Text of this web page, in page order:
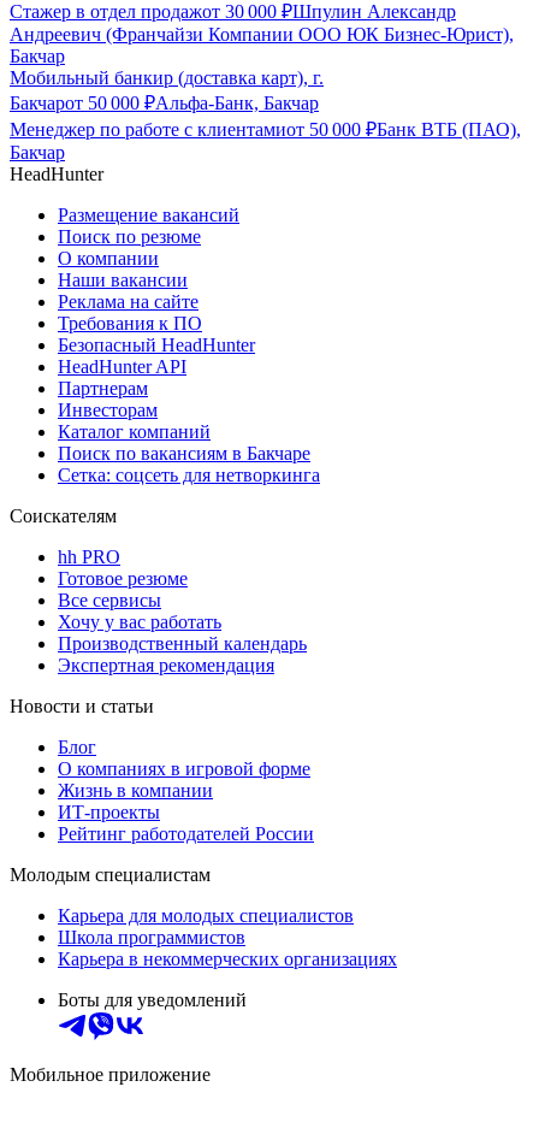
Стажер в отдел продажот 30 000 ₽Шпулин Александр
Андреевич (Франчайзи Компании ООО ЮК Бизнес-Юрист),
Бакчар
Мобильный банкир (доставка карт), г.
Бакчарот 50 000 ₽Альфа-Банк, Бакчар
Менеджер по работе с клиентамиот 50 000 ₽Банк ВТБ (ПАО),
Бакчар
HeadHunter
Размещение вакансий
Поиск по резюме
О компании
Наши вакансии
Реклама на сайте
Требования к ПО
Безопасный HeadHunter
HeadHunter API
Партнерам
Инвесторам
Каталог компаний
Поиск по вакансиям в Бакчаре
Сетка: соцсеть для нетворкинга
Соискателям
hh PRO
Готовое резюме
Все сервисы
Хочу у вас работать
Производственный календарь
Экспертная рекомендация
Новости и статьи
Блог
О компаниях в игровой форме
Жизнь в компании
ИТ-проекты
Рейтинг работодателей России
Молодым специалистам
Карьера для молодых специалистов
Школа программистов
Карьера в некоммерческих организациях
Боты для уведомлений
Мобильное приложение